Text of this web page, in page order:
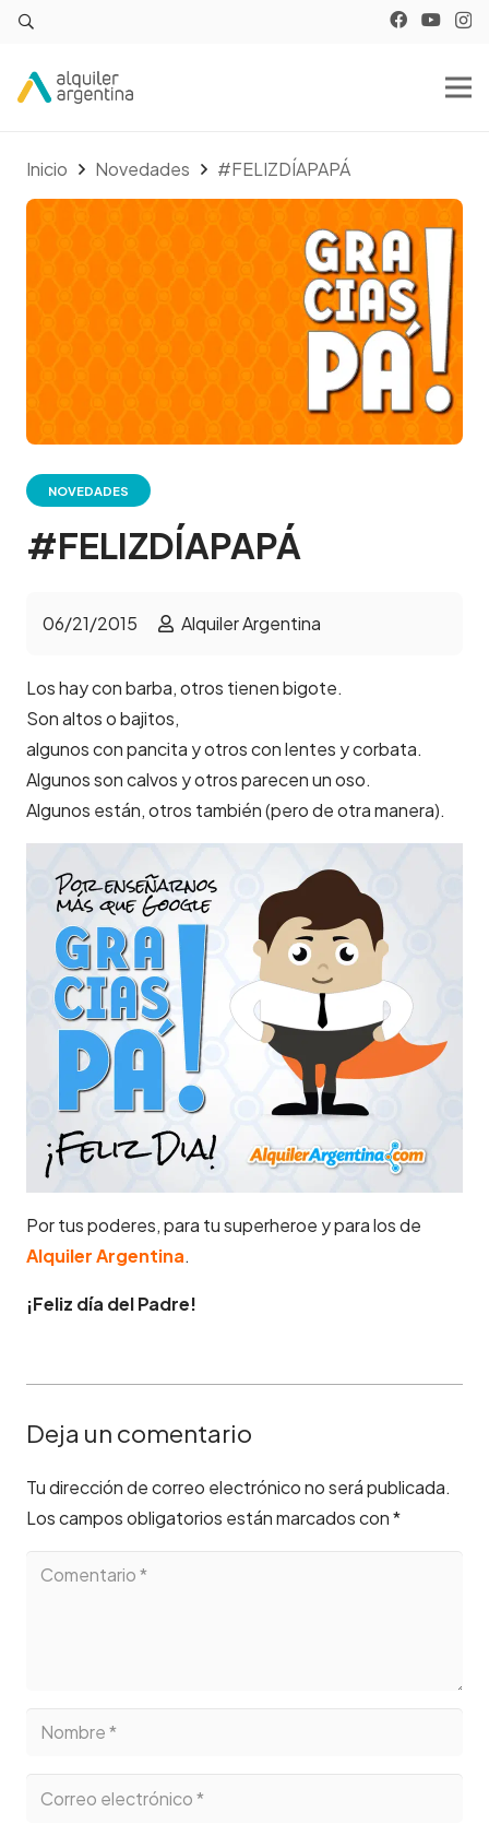
Inicio Novedades #FELIZDÍAPAPÁ
NOVEDADES
#FELIZDÍAPAPÁ
06/21/2015 Alquiler Argentina
Los hay con barba, otros tienen bigote.
Son altos o bajitos,
algunos con pancita y otros con lentes y corbata.
Algunos son calvos y otros parecen un oso.
Algunos están, otros también (pero de otra manera).
Por tus poderes, para tu superheroe y para los de
Alquiler Argentina.
¡Feliz día del Padre!
Deja un comentario
Tu dirección de correo electrónico no será publicada.
Los campos obligatorios están marcados con*